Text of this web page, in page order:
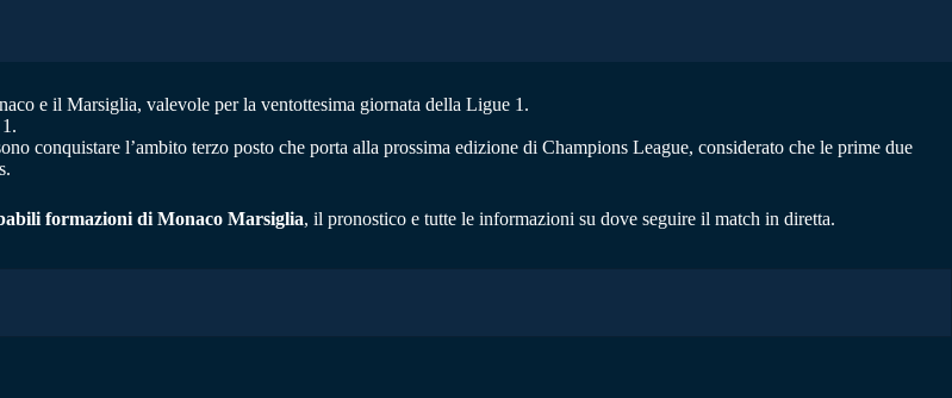
e il Marsiglia, valevole per la ventottesima giornata della Ligue 1.
conquistare l’ambito terzo posto che porta alla prossima edizione di Champions League, considerato che le prime due
formazioni di Monaco Marsiglia, il pronostico e tutte le informazioni su dove seguire il match in diretta.